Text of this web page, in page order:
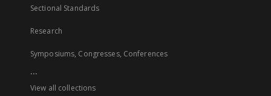
Sectional Standards
Research
Symposiums, Congresses, Conferences
...
View all collections